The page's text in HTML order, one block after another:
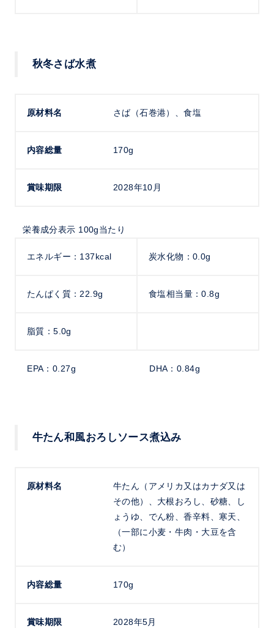
秋冬さば水煮
原材料名 さば（石巻港）、食塩
内容総量 170g
賞味期限 2028年10月
栄養成分表示 100g当たり
エネルギー：137kcal 炭水化物：0.0g
たんぱく質：22.9g 食塩相当量：0.8g
脂質：5.0g
EPA：0.27g DHA：0.84g
牛たん和風おろしソース煮込み
原材料名
牛たん（アメリカ又はカナダ又は
その他）、大根おろし、砂糖、し
ょうゆ、でん粉、香辛料、寒天、
（一部に小麦・牛肉・大豆を含
む）
内容総量 170g
賞味期限 2028年5月